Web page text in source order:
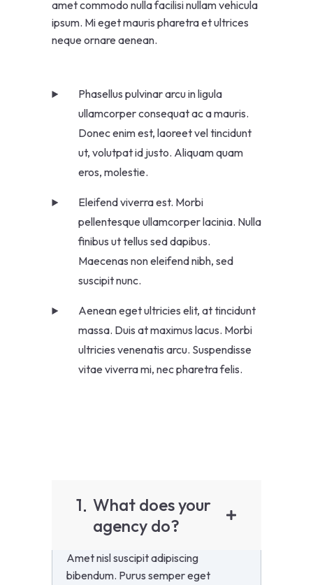
amet commodo nulla facilisi nullam vehicula
ipsum. Mi eget mauris pharetra et ultrices
neque ornare aenean.
Phasellus pulvinar arcu in ligula
ullamcorper consequat ac a mauris.
Donec enim est, laoreet vel tincidunt
ut, volutpat id justo. Aliquam quam
eros, molestie.
Eleifend viverra est. Morbi
pellentesque ullamcorper lacinia. Nulla
finibus ut tellus sed dapibus.
Maecenas non eleifend nibh, sed
suscipit nunc.
Aenean eget ultricies elit, at tincidunt
massa. Duis at maximus lacus. Morbi
ultricies venenatis arcu. Suspendisse
vitae viverra mi, nec pharetra felis.
1 What does your
agency do?
Amet nisl suscipit adipiscing
bibendum. Purus semper eget